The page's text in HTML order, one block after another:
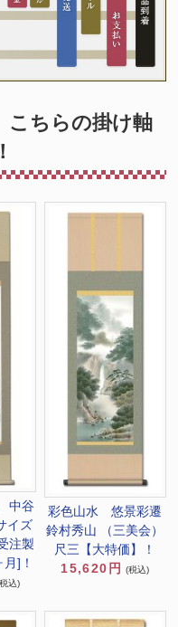
こちらの掛け軸
中谷
イズ
注製
]！
込)
彩色山水 悠景彩遷
鈴村秀山 （三美会）
尺三【大特価】！
15,620円
(税込)